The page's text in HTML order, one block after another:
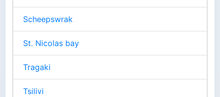
Scheepswrak
St. Nicolas bay
Tragaki
Tsilivi